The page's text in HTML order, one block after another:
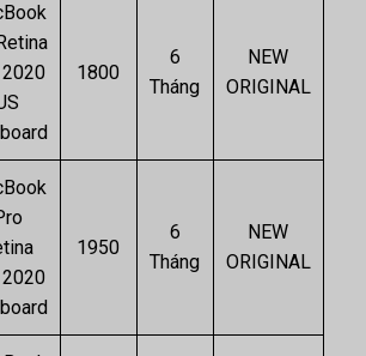
2020
1800
6
Tháng
NEW
ORIGINAL
2020
1950
6
Tháng
NEW
ORIGINAL